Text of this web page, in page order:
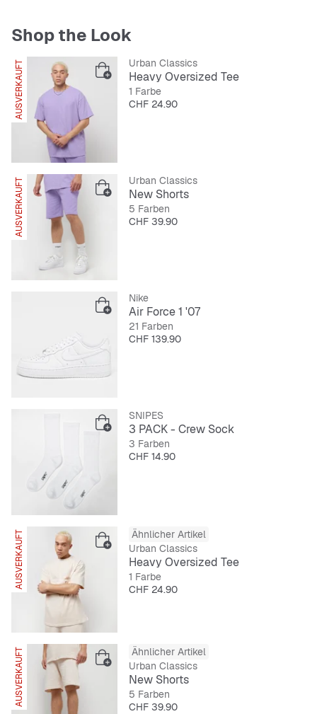
Shop the Look
AUSVERKAUFT Urban Classics
Heavy Oversized Tee
1 Farbe
Preis
CHF 24.90
AUSVERKAUFT Urban Classics
New Shorts
5 Farben
Preis
CHF 39.90
Nike
Air Force 1 '07
21 Farben
Preis
CHF 139.90
SNIPES
3 PACK - Crew Sock
3 Farben
Preis
CHF 14.90
AUSVERKAUFT
Ähnlicher Artikel
Urban Classics
Heavy Oversized Tee
1 Farbe
Preis
CHF 24.90
AUSVERKAUFT
Ähnlicher Artikel
Urban Classics
New Shorts
5 Farben
Preis
CHF 39.90